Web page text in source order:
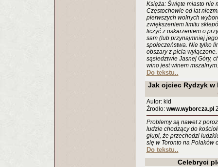
Księża: Święte miasto nie
Częstochowie od lat
pierwszych wolnych
zwiększeniem limitu
liczyć z oskarżeniem o
sam (lub przynajmniej
społeczeństwa. Nie tylko
obszary z picia
sąsiedztwie Jasnej Góry,
wino jest winem mszalnym.
Do tekstu..
Jak ojciec Rydzyk w
Autor: kid
Źrodło: www.wyborcza.pl
Problemy są nawet z
ludzie chodzący do
głupi, że przechodzi
się w Toronto na Polaków
Do tekstu..
Celebryci